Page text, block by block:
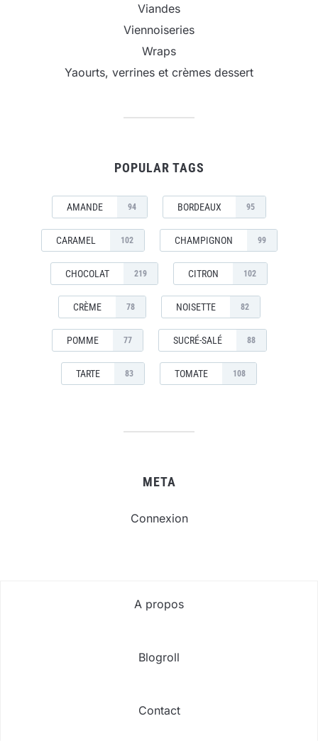
Viandes
Viennoiseries
Wraps
Yaourts, verrines et crèmes dessert
POPULAR TAGS
AMANDE 94 BORDEAUX 95
CARAMEL 102 CHAMPIGNON 99
CHOCOLAT 219 CITRON 102
CRÈME 78 NOISETTE 82
POMME 77 SUCRÉ-SALÉ 88
TARTE 83 TOMATE 108
META
Connexion
A propos
Blogroll
Contact